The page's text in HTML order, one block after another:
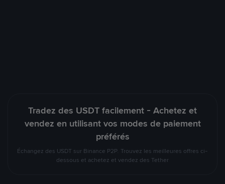
Tradez des USDT facilement - Achetez et
vendez en utilisant vos modes de paiement
préférés
Échangez des USDT sur Binance P2P. Trouvez les meilleures offres ci-
dessous et achetez et vendez des Tether